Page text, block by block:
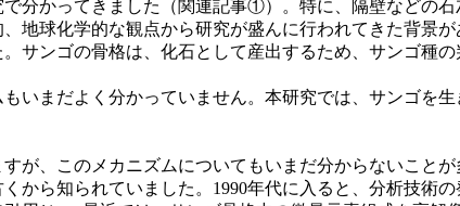
分かってきました（関連記事①）。特に、隔壁などの石
地球化学的な観点から研究が盛んに行われてきた背景
サンゴの骨格は、化石として産出するため、サンゴ種
まだよく分かっていません。本研究では、サンゴを
、このメカニズムについてもいまだ分からないこと
から知られていました。1990年代に入ると、分析技術